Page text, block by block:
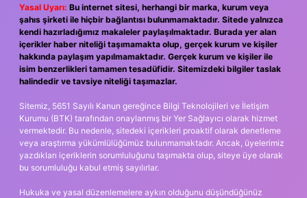
Yasal Uyarı: Bu internet sitesi, herhangi bir marka, kurum veya
şahıs şirketi ile hiçbir bağlantısı bulunmamaktadır. Sitede yalnızca
kendi hazırladığımız makaleler paylaşılmaktadır. Burada yer alan
içerikler haber niteliği taşımamakta olup, gerçek kurum ve kişiler
hakkında paylaşım yapılmamaktadır. Gerçek kurum ve kişiler ile
isim benzerlikleri tamamen tesadüfidir. Sitemizdeki bilgiler taslak
halindedir ve tavsiye niteliği taşımazlar.
Sitemiz, 5651 Sayılı Kanun gereğince Bilgi Teknolojileri ve İletişim
Kurumu (BTK) tarafından onaylanmış bir Yer Sağlayıcı olarak hizmet
vermektedir. Bu nedenle, sitedeki içerikleri proaktif olarak denetleme
veya araştırma yükümlülüğümüz bulunmamaktadır. Ancak, üyelerimiz
yazdıkları içeriklerin sorumluluğunu taşımakta olup, siteye üye olarak
bu sorumluluğu kabul etmiş sayılırlar.
Hukuka ve yasal düzenlemelere aykırı olduğunu düşündüğünüz